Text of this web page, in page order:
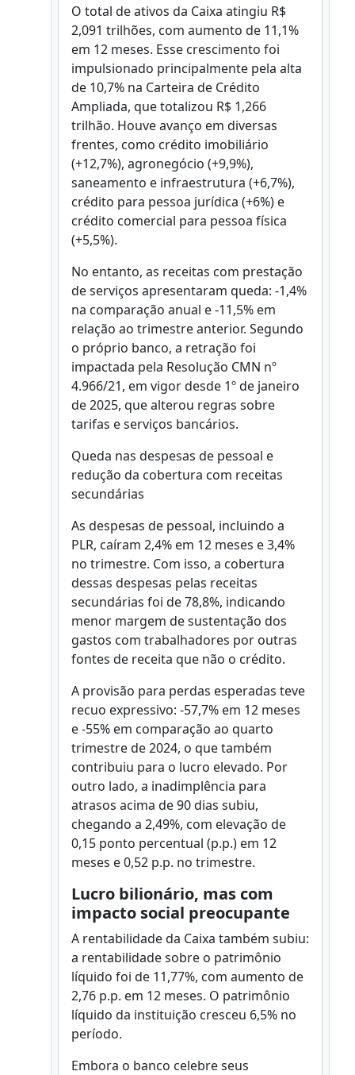
O total de ativos da Caixa atingiu R$
2,091 trilhões, com aumento de 11,1%
em 12 meses. Esse crescimento foi
impulsionado principalmente pela alta
de 10,7% na Carteira de Crédito
Ampliada, que totalizou R$ 1,266
trilhão. Houve avanço em diversas
frentes, como crédito imobiliário
(+12,7%), agronegócio (+9,9%),
saneamento e infraestrutura (+6,7%),
crédito para pessoa jurídica (+6%) e
crédito comercial para pessoa física
(+5,5%).
No entanto, as receitas com prestação
de serviços apresentaram queda: -1,4%
na comparação anual e -11,5% em
relação ao trimestre anterior. Segundo
o próprio banco, a retração foi
impactada pela Resolução CMN nº
4.966/21, em vigor desde 1º de janeiro
de 2025, que alterou regras sobre
tarifas e serviços bancários.
Queda nas despesas de pessoal e
redução da cobertura com receitas
secundárias
As despesas de pessoal, incluindo a
PLR, caíram 2,4% em 12 meses e 3,4%
no trimestre. Com isso, a cobertura
dessas despesas pelas receitas
secundárias foi de 78,8%, indicando
menor margem de sustentação dos
gastos com trabalhadores por outras
fontes de receita que não o crédito.
A provisão para perdas esperadas teve
recuo expressivo: -57,7% em 12 meses
e -55% em comparação ao quarto
trimestre de 2024, o que também
contribuiu para o lucro elevado. Por
outro lado, a inadimplência para
atrasos acima de 90 dias subiu,
chegando a 2,49%, com elevação de
0,15 ponto percentual (p.p.) em 12
meses e 0,52 p.p. no trimestre.
Lucro bilionário, mas com
impacto social preocupante
A rentabilidade da Caixa também subiu:
a rentabilidade sobre o patrimônio
líquido foi de 11,77%, com aumento de
2,76 p.p. em 12 meses. O patrimônio
líquido da instituição cresceu 6,5% no
período.
Embora o banco celebre seus